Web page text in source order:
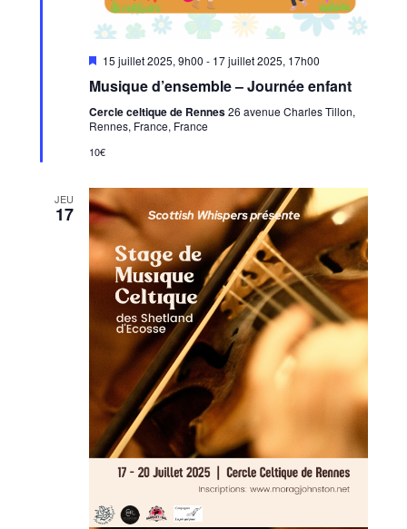
Mis
avant
15 juillet 2025, 9h00 - 17 juillet 2025, 17h00
Musique d’ensemble – Journée enfant
Cercle celtique de Rennes26 avenue Charles Tillon,
Rennes, France, France
10€
JEU
17